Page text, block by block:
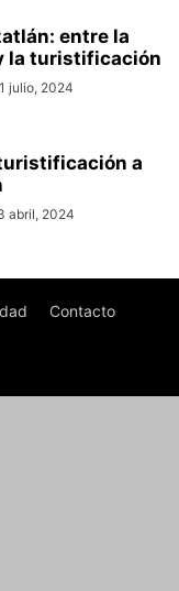
entre la
la turistificación
julio, 2024
a
abril, 2024
Contacto